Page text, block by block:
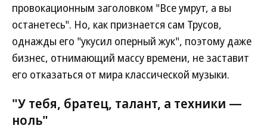
провокационным заголовком "Все умрут, а вы
останетесь". Но, как признается сам Трусов,
однажды его "укусил оперный жук", поэтому даже
бизнес, отнимающий массу времени, не заставит
его отказаться от мира классической музыки.
"У тебя, братец, талант, а техники —
ноль"